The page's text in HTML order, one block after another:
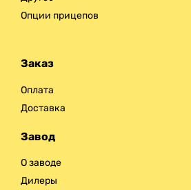
Опции прицепов
Заказ
Оплата
Доставка
Завод
О заводе
Дилеры